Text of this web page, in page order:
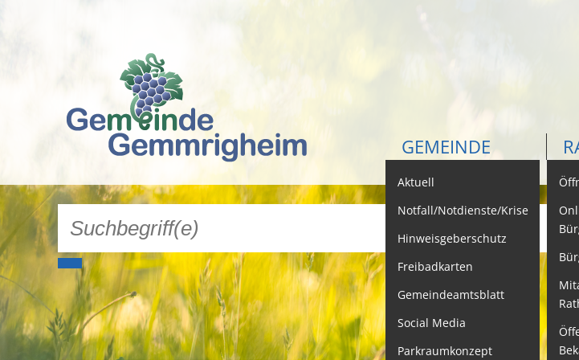
GEMEINDE
Aktuell
Notfall/Notdienste/Krise
Hinweisgeberschutz
Freibadkarten
Gemeindeamtsblatt
Social Media
Parkraumkonzept